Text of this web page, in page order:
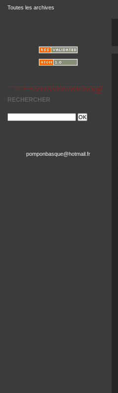
Toutes les archives
RECHERCHER
pomponbasque@hotmail.fr